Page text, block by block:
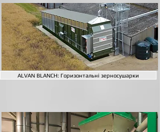
ALVAN BLANCH: Горизонтальні зерносушарки